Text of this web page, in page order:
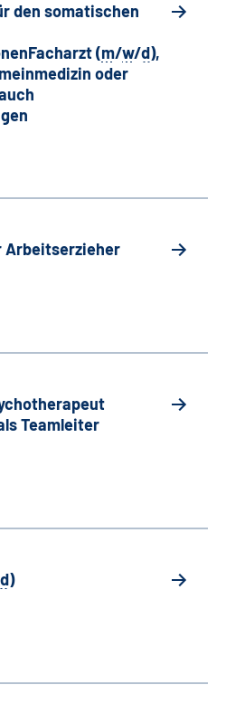
den somatischen
(m/w/d),
oder
Arbeitserzieher
Teamleiter
)